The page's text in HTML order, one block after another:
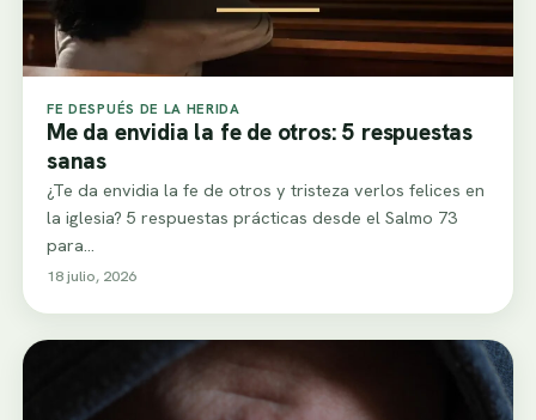
FE DESPUÉS DE LA HERIDA
Me da envidia la fe de otros: 5 respuestas
sanas
¿Te da envidia la fe de otros y tristeza verlos felices en
la iglesia? 5 respuestas prácticas desde el Salmo 73
para…
18 julio, 2026